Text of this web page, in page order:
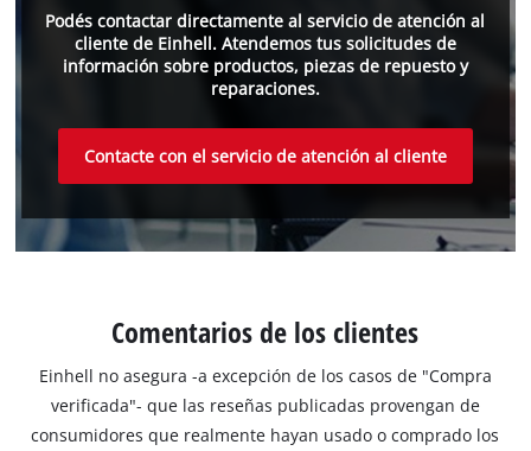
Podés contactar directamente al servicio de atención al
cliente de Einhell. Atendemos tus solicitudes de
información sobre productos, piezas de repuesto y
reparaciones.
Contacte con el servicio de atención al cliente
Comentarios de los clientes
Einhell no asegura -a excepción de los casos de "Compra
verificada"- que las reseñas publicadas provengan de
consumidores que realmente hayan usado o comprado los